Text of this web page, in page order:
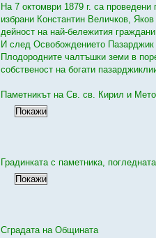
На 7 октомври 1879 г. са
избрани Константин Величков,
дейност на най-бележития
И след Освобождението Пазарджик
Плодородните чалтъшки земи в
собственост на богати
Паметникът на Св. св. Кирил и
Градинката с паметника,
Сградата на Общината